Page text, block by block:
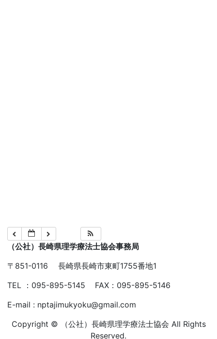
（公社）長崎県理学療法士協会事務局
〒851-0116 長崎県長崎市東町1755番地1
TEL ：095-895-5145 FAX：095-895-5146
E-mail : nptajimukyoku@gmail.com
Copyright © （公社）長崎県理学療法士協会 All Rights
Reserved.